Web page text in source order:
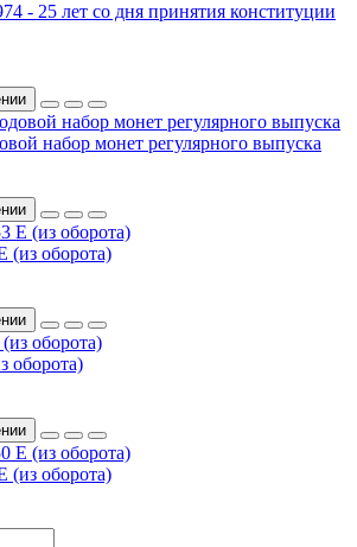
- 25 лет со дня принятия конституции
набор монет регулярного выпуска
(из оборота)
оборота)
(из оборота)